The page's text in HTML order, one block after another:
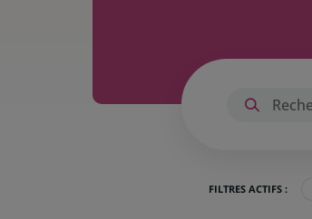
FILTRES ACTIFS :